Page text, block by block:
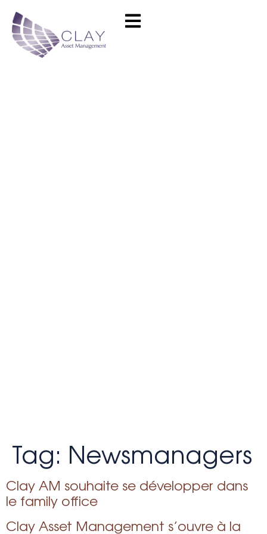
Tag: Newsmanagers
Clay AM souhaite se développer dans
le family office
Clay Asset Management s’ouvre à la